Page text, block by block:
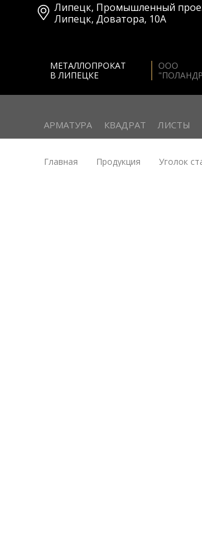
Липецк, Промышленный
Липецк, Доватора, 10А
МЕТАЛЛОПРОКАТ
В ЛИПЕЦКЕ
ООО
АРМАТУРА КВАДРАТ ЛИСТЫ
Главная Продукция Уголок